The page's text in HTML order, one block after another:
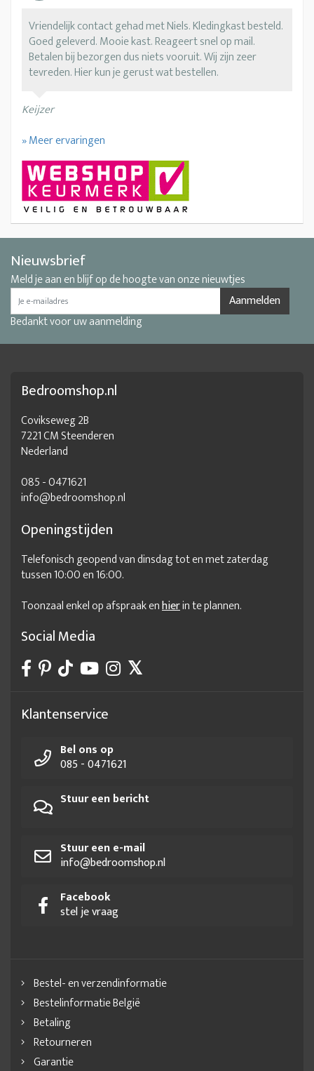
Vriendelijk contact gehad met Niels. Kledingkast besteld.
Goed geleverd. Mooie kast. Reageert snel op mail.
Betalen bij bezorgen dus niets vooruit. Wij zijn zeer
tevreden. Hier kun je gerust wat bestellen.
Keijzer
» Meer ervaringen
Nieuwsbrief
Meld je aan en blijf op de hoogte van onze nieuwtjes
Aanmelden
Bedankt voor uw aanmelding
Bedroomshop.nl
Covikseweg 2B
7221 CM Steenderen
Nederland
085 - 0471621
info@bedroomshop.nl
Openingstijden
Telefonisch geopend van dinsdag tot en met zaterdag
tussen 10:00 en 16:00.
Toonzaal enkel op afspraak enhierin te plannen.
Social Media
Klantenservice
Bel ons op
085 - 0471621
Stuur een bericht
Stuur een e-mail
info@bedroomshop.nl
Facebook
stel je vraag
Bestel- en verzendinformatie
Bestelinformatie België
Betaling
Retourneren
Garantie